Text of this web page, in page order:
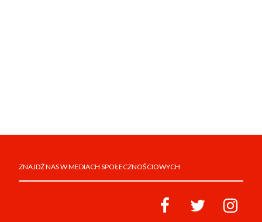
ZNAJDŹ NAS W MEDIACH SPOŁECZNOŚCIOWYCH